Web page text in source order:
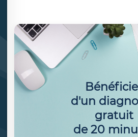
d'un
gratuit
de 20